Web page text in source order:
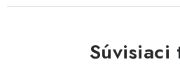
Súvisiaci